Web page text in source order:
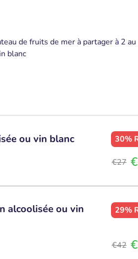
de fruits de mer à partager à 2
blanc
ou vin blanc 30%
€27
alcoolisée ou vin
29%
€42